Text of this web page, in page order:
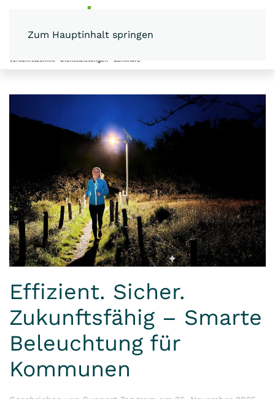
Zum Hauptinhalt springen
Effizient. Sicher.
Zukunftsfähig – Smarte
Beleuchtung für
Kommunen